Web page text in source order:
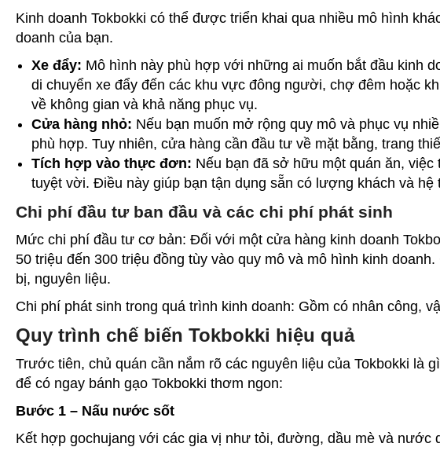
Kinh doanh Tokbokki có thể được triển khai qua nhiều mô hình
doanh của bạn.
Xe đẩy: Mô hình này phù hợp với những ai muốn bắt đầu kinh
di chuyển xe đẩy đến các khu vực đông người, chợ đêm hoặc
về không gian và khả năng phục vụ.
Cửa hàng nhỏ: Nếu bạn muốn mở rộng quy mô và phục vụ
phù hợp. Tuy nhiên, cửa hàng cần đầu tư về mặt bằng, trang
Tích hợp vào thực đơn: Nếu bạn đã sở hữu một quán ăn,
tuyệt vời. Điều này giúp bạn tận dụng sẵn có lượng khách và hệ
Chi phí đầu tư ban đầu và các chi phí phát sinh
Mức chi phí đầu tư cơ bản: Đối với một cửa hàng kinh doanh
50 triệu đến 300 triệu đồng tùy vào quy mô và mô hình kinh
bị, nguyên liệu.
Chi phí phát sinh trong quá trình kinh doanh: Gồm có nhân công,
Quy trình chế biến Tokbokki hiệu quả
Trước tiên, chủ quán cần nắm rõ các nguyên liệu của Tokbokki là
để có ngay bánh gạo Tokbokki thơm ngon:
Bước 1 – Nấu nước sốt
Kết hợp gochujang với các gia vị như tỏi, đường, dầu mè và nước